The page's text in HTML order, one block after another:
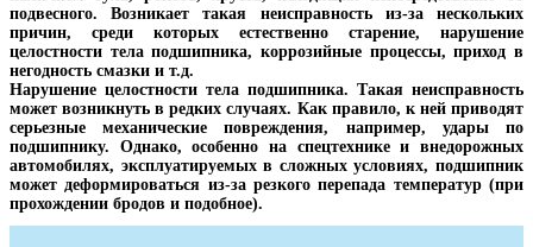
подвесного. Возникает такая неисправность из-за нескольких
причин, среди которых естественно старение, нарушение
целостности тела подшипника, коррозийные процессы, приход в
негодность смазки и т.д.
Нарушение целостности тела подшипника. Такая неисправность
может возникнуть в редких случаях. Как правило, к ней приводят
серьезные механические повреждения, например, удары по
подшипнику. Однако, особенно на спецтехнике и внедорожных
автомобилях, эксплуатируемых в сложных условиях, подшипник
может деформироваться из-за резкого перепада температур (при
прохождении бродов и подобное).